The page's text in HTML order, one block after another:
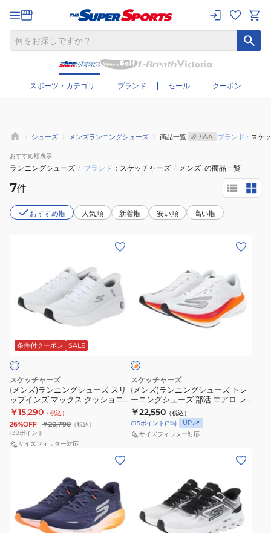
スポーツ・カテゴリ ブランド セール クーポン
さらに絞り込む
シューズ メンズランニングシューズ 商品一覧 絞り込み ブランド： スケ
おすすめ順表示
ランニングシューズ / ブランド スケッチャーズ / メンズ の商品一覧
7件
おすすめ順 人気順 新着順 安い順 高い順
ン
グ
シ
ュ
ー
ズ
ス
リ
ッ
マ
条件付クーポン SALE
スケッチャーズ
(メンズ)ランニングシューズ スリ
ップインズ マックス クッショニ
ング ハイパー クレイズ ホワイト
220701-WBK ハンズフリー
￥15,290 （税込）
26%OFF ￥20,790（税込）
139ポイント
サイズフィッター対応
ン
シ
ュ
ー
ズ
ト
レ
ホ
ワ
イ
オ
レ
ン
ジ
スケッチャーズ
(メンズ)ランニングシューズ トレ
ーニングシューズ 部活 エアロ レ
イザー 246240-WBO
￥22,550 （税込）
615ポイント (3%)
UP
サイズフィッター対応
ン